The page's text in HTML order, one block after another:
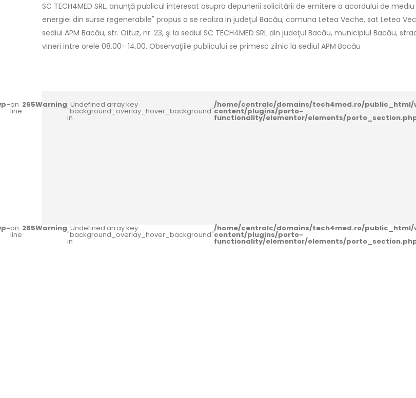
SC TECH4MED SRL, anunţă publicul interesat asupra depunerii solicitării de emitere a acordului de
energiei din surse regenerabile" propus a se realiza in judeţul Bacău, comuna Letea Veche, sat Letea
sediul APM Bacău, str. Oituz, nr. 23, şi la sediul SC TECH4MED SRL din judeţul Bacău, municipiul Bacău,
vineri intre orele 08.00- 14.00. Observaţiile publicului se primesc zilnic la sediul APM Bacău
on
line
265Warning: Undefined array key
"background_overlay_hover_background"
in
/home/centralc/domains/tech4med.ro/public_html/
content/plugins/porto-
functionality/elementor/elements/
on
line
265Warning: Undefined array key
"background_overlay_hover_background"
in
/home/centralc/domains/tech4med.ro/public_html/
content/plugins/porto-
functionality/elementor/elements/